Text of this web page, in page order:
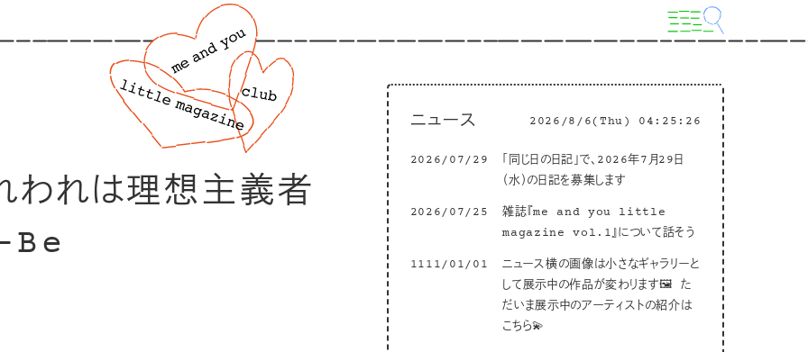
われは理想主義者
Be
ニュース 2026/8/6(Thu) 04:25:27
2026/07/29
「同じ日の日記」で、2026年7月29日
（水）の日記を募集します
2026/07/25
雑誌『me and you little
magazine vol.1』について話そう
1111/01/01
ニュース横の画像は小さなギャラリーと
して展示中の作品が変わります🖼 た
だいま展示中のアーティストの紹介は
こちら💫